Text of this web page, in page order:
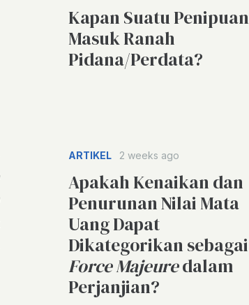
Kapan Suatu Penipuan
Masuk Ranah
Pidana/Perdata?
ARTIKEL 2 weeks ago
Apakah Kenaikan dan
Penurunan Nilai Mata
Uang Dapat
Dikategorikan sebagai
Force Majeuredalam
Perjanjian?